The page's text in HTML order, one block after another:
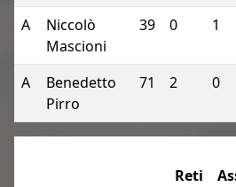
A
Niccolò
Mascioni
39 0 1
A
Benedetto
Pirro
71 2 0
Reti